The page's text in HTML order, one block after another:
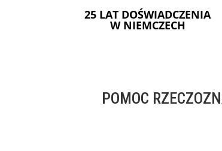
25 LAT DOŚWIADCZENIA
W NIEMCZECH
POMOC